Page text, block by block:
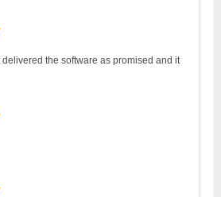
the software as promised and it